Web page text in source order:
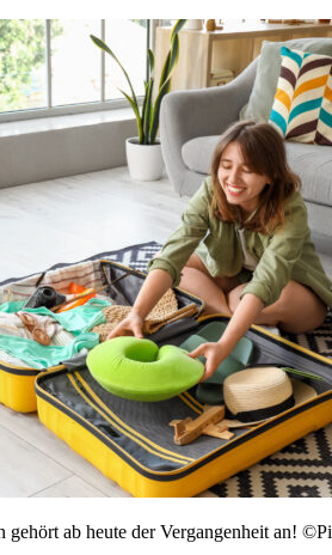
gehört ab heute der Vergangenheit an!